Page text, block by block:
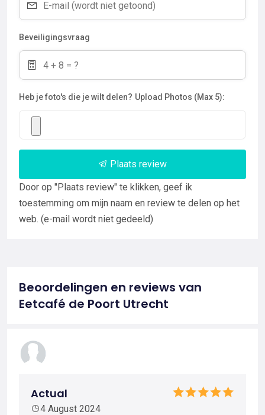
Beveiligingsvraag
Heb je foto's die je wilt delen? Upload Photos (Max 5):
Plaats review
Door op "Plaats review" te klikken, geef ik
toestemming om mijn naam en review te delen op het
web. (e-mail wordt niet gedeeld)
Beoordelingen en reviews van
Eetcafé de Poort Utrecht
Actual
4 August 2024